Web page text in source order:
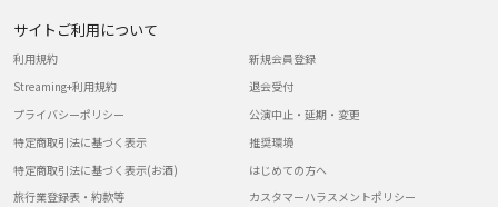
サイトご利用について
利用規約
Streaming+利用規約
プライバシーポリシー
特定商取引法に基づく表示
特定商取引法に基づく表示(お酒)
旅行業登録表・約款等
新規会員登録
退会受付
公演中止・延期・変更
推奨環境
はじめての方へ
カスタマーハラスメントポリシー